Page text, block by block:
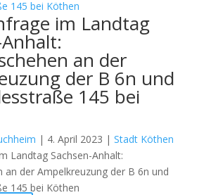
im Landtag
an der
der B 6n und
145 bei
| 4. April 2023 | Stadt Köthen
Landtag Sachsen-Anhalt:
an der Ampelkreuzung der B 6n und
145 bei Köthen